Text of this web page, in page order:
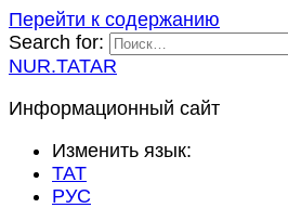
Перейти к содержанию
Search for:
NUR.TATAR
Информационный сайт
Изменить язык:
ТАТ
РУС